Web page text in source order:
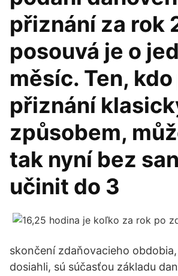
přiznání za rok
posouvá je o
měsíc. Ten,
přiznání
způsobem,
tak nyní bez
učinit do 3
skončení zdaňovacieho
dosiahli, sú súčasťou základu